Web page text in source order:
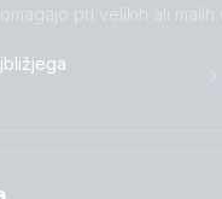
pri velikih ali malih